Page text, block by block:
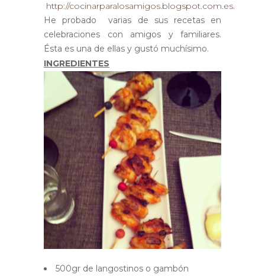
http://cocinarparalosamigos.blogspot.com.es.
He probado varias de sus recetas en
celebraciones con amigos y familiares.
Ésta es una de ellas y gustó muchísimo.
INGREDIENTES
500gr de langostinos o gambón